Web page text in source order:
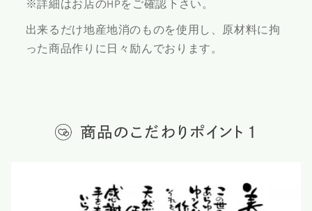
※詳細はお店のHPをご確認下さい。
出来るだけ地産地消のものを使用し、原材料に拘
った商品作りに日々励んでおります。